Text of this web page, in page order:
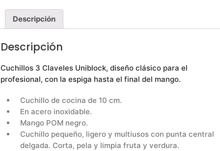
Descripción
Descripción
Cuchillos 3 Claveles Uniblock, diseño clásico para el
profesional, con la espiga hasta el final del mango.
Cuchillo de cocina de 10 cm.
En acero inoxidable.
Mango POM negro.
Cuchillo pequeño, ligero y multiusos con punta central
delgada. Corta, pela y limpia fruta y verdura.